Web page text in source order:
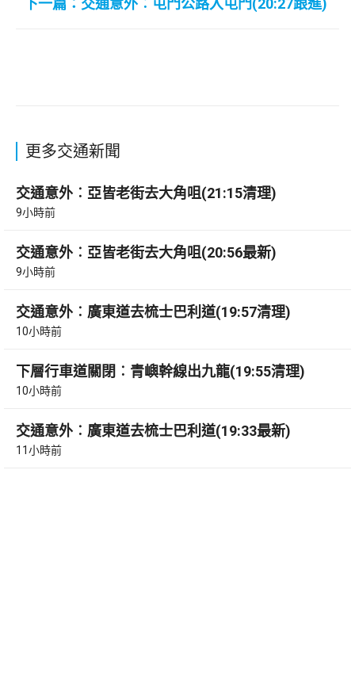
下一篇：交通意外︰屯門公路入屯門(20:27跟進)
更多交通新聞
交通意外︰亞皆老街去大角咀(21:15清理)
9小時前
交通意外︰亞皆老街去大角咀(20:56最新)
9小時前
交通意外︰廣東道去梳士巴利道(19:57清理)
10小時前
下層行車道關閉︰青嶼幹線出九龍(19:55清理)
10小時前
交通意外︰廣東道去梳士巴利道(19:33最新)
11小時前